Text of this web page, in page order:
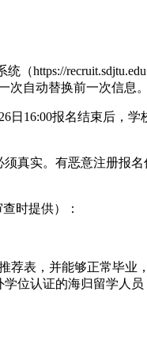
https://
自动替换前一次信息
26日16:00报名结束后，学
真实。有恶意注册报
时提供）：
荐表 ， 并能够正常毕业
位认证的海归留学人